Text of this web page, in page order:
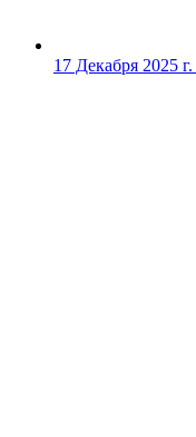
17 Декабря 2025 г.